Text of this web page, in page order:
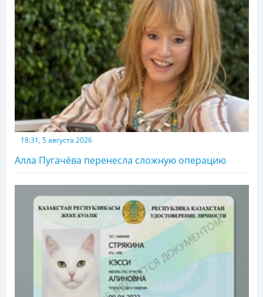
18:31, 5 августа 2026
Алла Пугачёва перенесла сложную операцию